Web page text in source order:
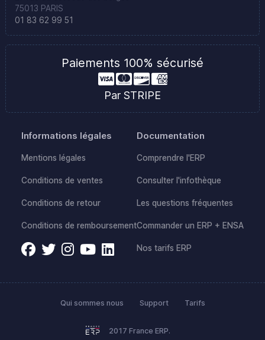
75013 PARIS
01 83 62 99 51
Paiements 100% sécurisé
Par STRIPE
Informations légales
Mentions légales
Conditions de ventes
Conditions de retour
Conditions de remboursement
Documentation
Comprendre l'ERP
Consulter l'infothèque
Les questions fréquentes
Commander un ERP + ENSA
Nos tarifs ERP
2017 France ERP.
Qui sommes nous Support Tarifs